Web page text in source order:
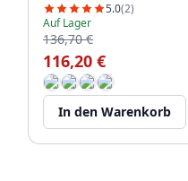
5.0(2)
Auf Lager
136,70 €
116,20 €
In den Warenkorb